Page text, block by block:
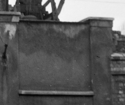
1963 · Budapest XIII.,Budapest IV.
az Újpesti vasúti híd újpesti hídfője. A kép forrását kérjük így adja meg: Fortepan / Budapest Főváros Levéltára. Levéltári jelzet: HU.BFL.XV.19.c.10
1963 · Budapest
jobbra a Thököly út 93., balra a Hungária körút 136. számú sarokház Thököly úti oldala. A